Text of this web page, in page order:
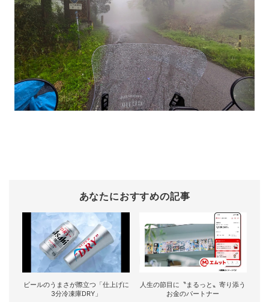
あなたにおすすめの記事
ビールのうまさが際立つ「仕上げに
3分冷凍庫DRY」
人生の節目に〝まるっと〟寄り添う
お金のパートナー